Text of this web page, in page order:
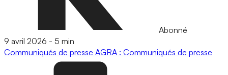
Abonné
9 avril 2026 - 5 min
Communiqués de presse AGRA : Communiqués de presse